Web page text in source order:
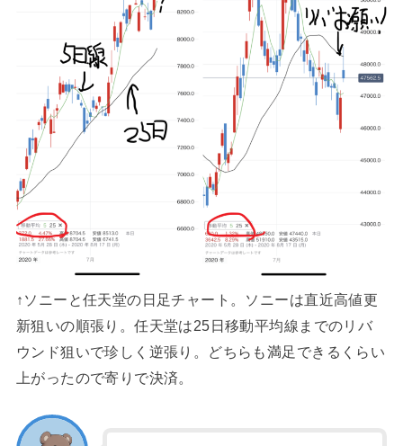
↑ソニーと任天堂の日足チャート。ソニーは直近高値更
新狙いの順張り。任天堂は25日移動平均線までのリバ
ウンド狙いで珍しく逆張り。どちらも満足できるくらい
上がったので寄りで決済。